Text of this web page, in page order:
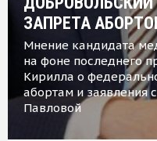
ЗАПРЕТА
Мнение кандидата
на фоне последнего
Кирилла о
абортам и заявления
Павловой